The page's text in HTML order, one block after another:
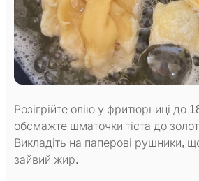
Розігрійте олію у фритюрниці до
обсмажте шматочки тіста до
Викладіть на паперові рушники,
зайвий жир.